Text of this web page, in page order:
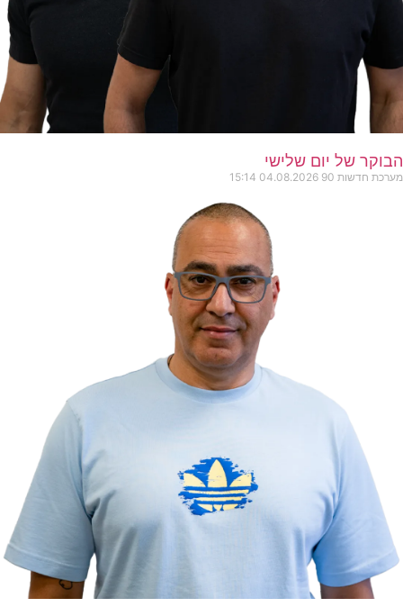
הבוקר של יום שלישי
מערכת חדשות 90 04.08.2026
15:14